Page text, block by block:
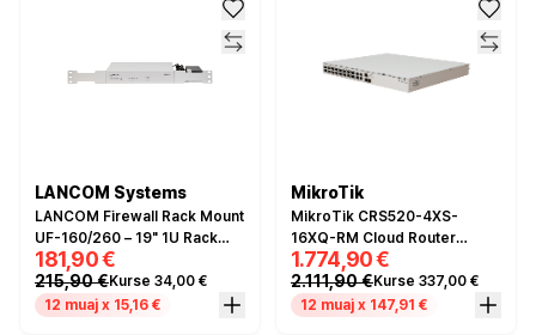
LANCOM Systems
LANCOM Firewall Rack Mount
UF-160/260 – 19" 1U Rack
Mount Kit për R&S Unified
Firewall UF-160 dhe UF-260
181,90 €
215,90 €Kurse 34,00 €
12 muaj x 15,16 €
MikroTik
MikroTik CRS520-4XS-
16XQ-RM Cloud Router
Switch – 16x 100G QSFP28,
4x 25G SFP28
1.774,90 €
2.111,90 €Kurse 337,00 €
12 muaj x 147,91 €